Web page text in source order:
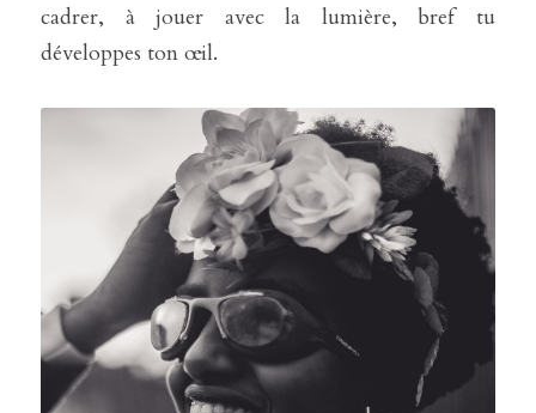
cadrer, à jouer avec la lumière, bref tu
développes ton œil.